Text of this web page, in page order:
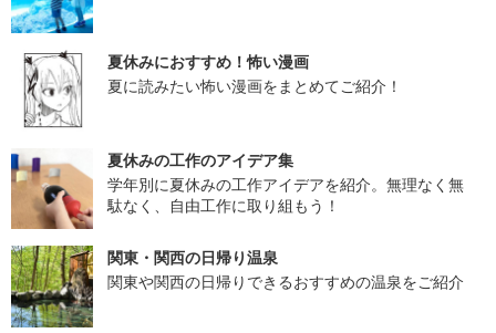
夏休みにおすすめ！怖い漫画
夏に読みたい怖い漫画をまとめてご紹介！
夏休みの工作のアイデア集
学年別に夏休みの工作アイデアを紹介。無理なく無
駄なく、自由工作に取り組もう！
関東・関西の日帰り温泉
関東や関西の日帰りできるおすすめの温泉をご紹介